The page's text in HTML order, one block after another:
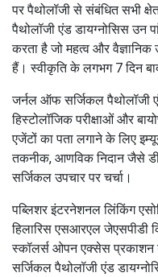
पर पैथोलॉजी से संबंधित सभी
पैथोलॉजी एंड डायग्नोसिस उन
करता है जो महत्व और वैज्ञानिक
हैं।स्वीकृति के लगभग 7 दिन
जर्नल ऑफ सर्जिकल पैथोलॉजी
हिस्टोलॉजिक परीक्षाओं और
एजेंटों का पता लगाने के लिए
तकनीक, आणविक निदान जैसे
सर्जिकल उपचार पर चर्चा।
पब्लिशर इंटरनेशनल लिंकिंग
हिलारिस एसआरएल जेएसपीडी
स्कॉलर्स ओपन एक्सेस प्रकाशन
सर्जिकल पैथोलॉजी एंड